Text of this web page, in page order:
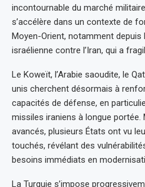
incontournable du marché
s’accélère dans un contexte de
Moyen-Orient, notamment
israélienne contre l’Iran, qui a
Le Koweït, l’Arabie saoudite, le
unis cherchent désormais à
capacités de défense, en
missiles iraniens à longue
avancés, plusieurs États ont vu
touchés, révélant des
besoins immédiats en
La Turquie s’impose